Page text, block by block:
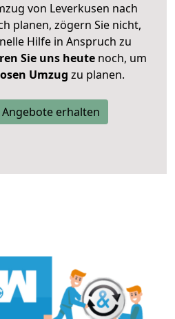
von Leverkusen nach
planen, zögern Sie nicht,
Hilfe in Anspruch zu
Sie uns heutenoch, um
Umzug zu planen.
erhalten